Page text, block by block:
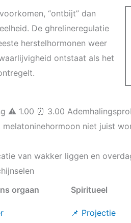
“ontbijt” dan
De ghrelineregulatie
herstelhormonen weer
ontstaat als het
⚠️ 1.00 ⏰ 3.00
niet juist
van wakker liggen en
orgaan Spiritueel
📌 Projectie